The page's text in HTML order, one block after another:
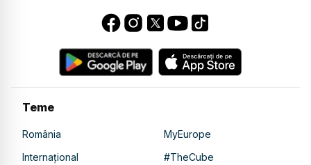
Teme
România
MyEurope
Internațional
#TheCube